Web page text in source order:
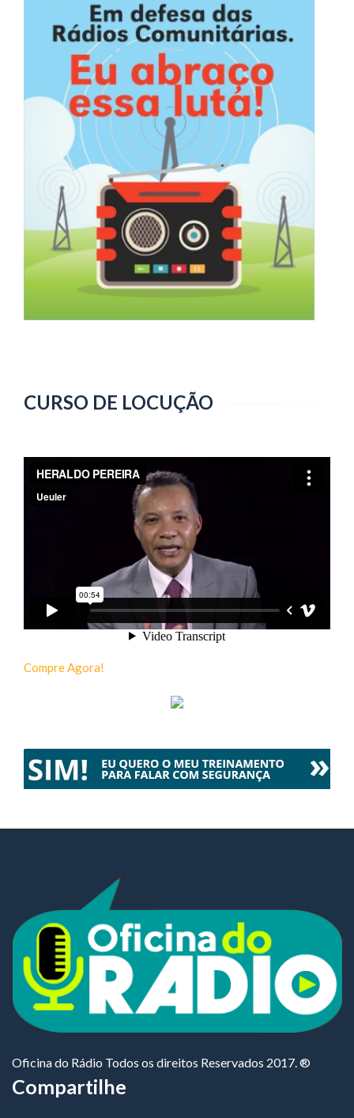
CURSO DE LOCUÇÃO
Compre Agora!
Oficina do Rádio Todos os direitos Reservados 2017. ®
Compartilhe